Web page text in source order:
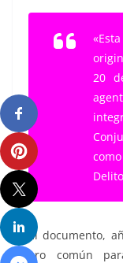
20
El documento,
oro común